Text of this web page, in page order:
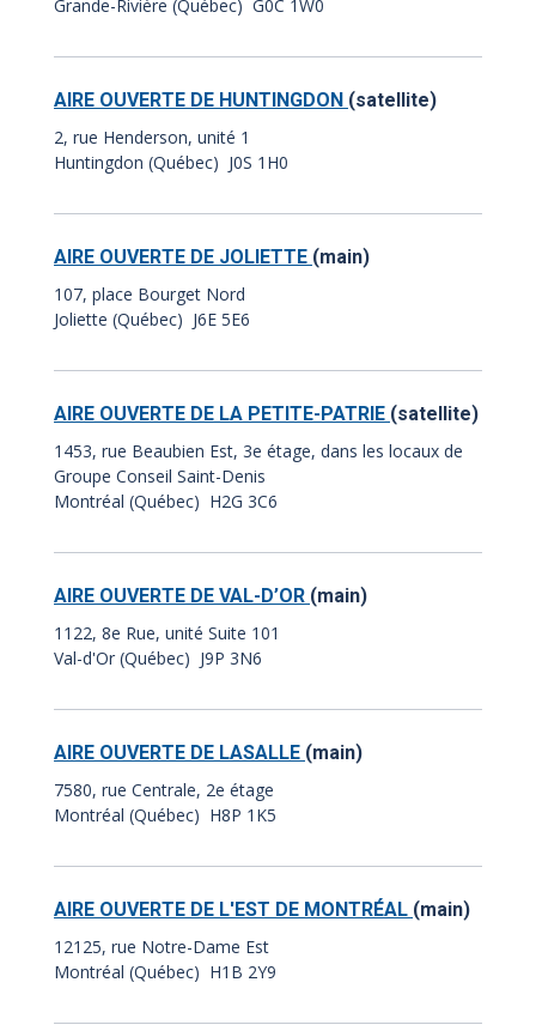
Grande-Rivière (Québec) G0C 1W0
AIRE OUVERTE DE HUNTINGDON (satellite)
2, rue Henderson, unité 1
Huntingdon (Québec) J0S 1H0
AIRE OUVERTE DE JOLIETTE (main)
107, place Bourget Nord
Joliette (Québec) J6E 5E6
AIRE OUVERTE DE LA PETITE-PATRIE (satellite)
1453, rue Beaubien Est, 3e étage, dans les locaux de
Groupe Conseil Saint-Denis
Montréal (Québec) H2G 3C6
AIRE OUVERTE DE VAL-D’OR (main)
1122, 8e Rue, unité Suite 101
Val-d'Or (Québec) J9P 3N6
AIRE OUVERTE DE LASALLE (main)
7580, rue Centrale, 2e étage
Montréal (Québec) H8P 1K5
AIRE OUVERTE DE L'EST DE MONTRÉAL (main)
12125, rue Notre-Dame Est
Montréal (Québec) H1B 2Y9